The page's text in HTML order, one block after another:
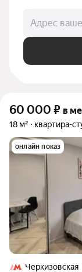
Адрес
60 000 ₽ в
18 м² квартира-
онлайн показ
Черкизовская